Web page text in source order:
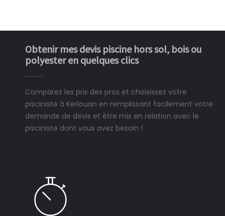
Obtenir mes devis piscine hors sol, bois ou
polyester en quelques clics
Comparez les prix des pros et choisissez votre
pisciniste à Kerlouan en remplissant facilement votre
demande de devis et être mis en relation avec le
pisciniste dont vous avez besoin !